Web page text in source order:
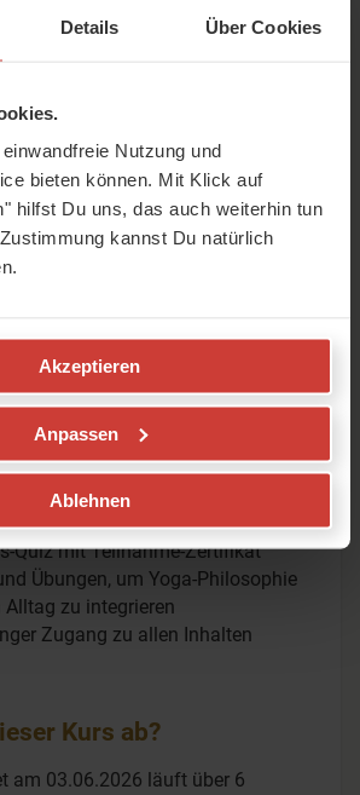
Details Über Cookies
Nutzung und
bieten können. Mit Klick auf
hilfst Du uns, das auch weiterhin tun
kannst Du natürlich
Akzeptieren
Anpassen
Ablehnen
ersten Kommentar (eine Art
dieser Yoga-Sutra-
(mittwochs um 19 Uhr)
integrieren"
aller Live-Termine
& Lernmaterialien zum
Wissens-Quiz
Quiz mit Teilnahme-Zertifikat
Übungen, um Yoga-Philosophie
Alltag zu integrieren
Zugang zu allen Inhalten
Kurs ab?
am 03.06.2026 läuft über 6